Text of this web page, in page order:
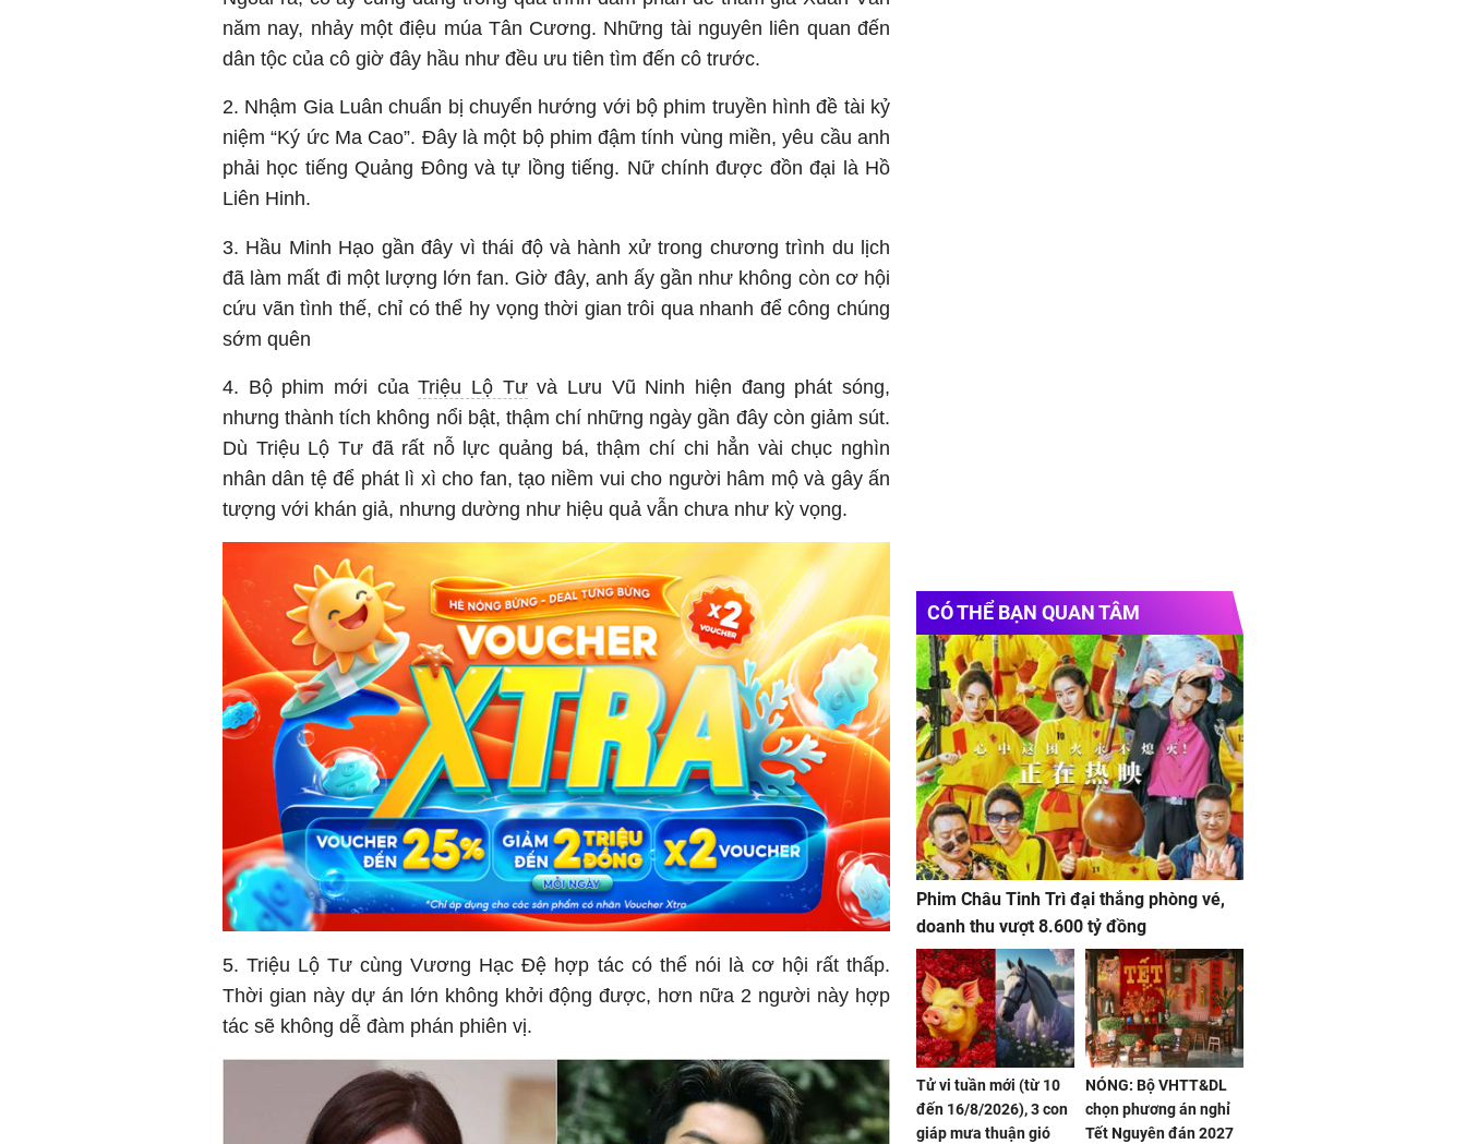
năm nay, nhảy một điệu múa Tân Cương. Những tài nguyên liên quan đến
dân tộc của cô giờ đây hầu như đều ưu tiên tìm đến cô trước.
2. Nhậm Gia Luân chuẩn bị chuyển hướng với bộ phim truyền hình đề tài kỷ
niệm “Ký ức Ma Cao”. Đây là một bộ phim đậm tính vùng miền, yêu cầu anh
phải học tiếng Quảng Đông và tự lồng tiếng. Nữ chính được đồn đại là Hồ
Liên Hinh.
3. Hầu Minh Hạo gần đây vì thái độ và hành xử trong chương trình du lịch
đã làm mất đi một lượng lớn fan. Giờ đây, anh ấy gần như không còn cơ hội
cứu vãn tình thế, chỉ có thể hy vọng thời gian trôi qua nhanh để công chúng
sớm quên
4. Bộ phim mới củaTriệu Lộ Tưvà Lưu Vũ Ninh hiện đang phát sóng,
nhưng thành tích không nổi bật, thậm chí những ngày gần đây còn giảm sút.
Dù Triệu Lộ Tư đã rất nỗ lực quảng bá, thậm chí chi hẳn vài chục nghìn
nhân dân tệ để phát lì xì cho fan, tạo niềm vui cho người hâm mộ và gây ấn
tượng với khán giả, nhưng dường như hiệu quả vẫn chưa như kỳ vọng.
5. Triệu Lộ Tư cùng Vương Hạc Đệ hợp tác có thể nói là cơ hội rất thấp.
Thời gian này dự án lớn không khởi động được, hơn nữa 2 người này hợp
tác sẽ không dễ đàm phán phiên vị.
CÓ THỂ BẠN QUAN TÂM
Phim Châu Tinh Trì đại thắng phòng vé,
doanh thu vượt 8.600 tỷ đồng
Tử vi tuần mới (từ 10
đến 16/8/2026), 3 con
giáp mưa thuận gió
NÓNG: Bộ VHTT&DL
chọn phương án nghỉ
Tết Nguyên đán 2027